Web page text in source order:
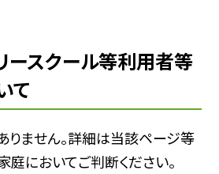
ースクール等利用者等
て
ません。詳細は当該ページ等
庭においてご判断ください。